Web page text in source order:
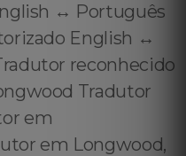
↔️ Português
English ↔️
reconhecido
Tradutor
em
em Longwood,